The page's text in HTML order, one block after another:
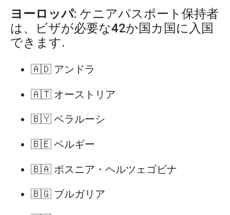
ヨーロッパ: ケニアパスポート保持者
は、ビザが必要な42か国カ国に入国
できます.
🇦🇩 アンドラ
🇦🇹 オーストリア
🇧🇾 ベラルーシ
🇧🇪 ベルギー
🇧🇦 ボスニア・ヘルツェゴビナ
🇧🇬 ブルガリア